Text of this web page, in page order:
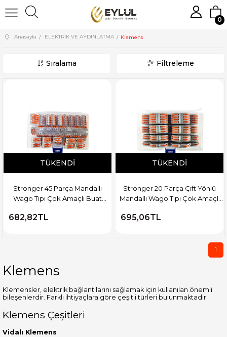
0
Anasayfa ELEKTRİK VE AYDINLATMA Klemens
Filtreleme
Sıralama
TÜKENDI
Stronger 45 Parça Mandallı
Wago Tipi Çok Amaçlı Buat
682,82TL
TÜKENDI
Stronger 20 Parça Çift Yönlü
Mandallı Wago Tipi Çok Amaçlı
695,06TL
1
Klemens
Klemensler, elektrik bağlantılarını sağlamak için kullanılan önemli
bileşenlerdir. Farklı ihtiyaçlara göre çeşitli türleri bulunmaktadır.
Klemens Çeşitleri
Vidalı Klemens